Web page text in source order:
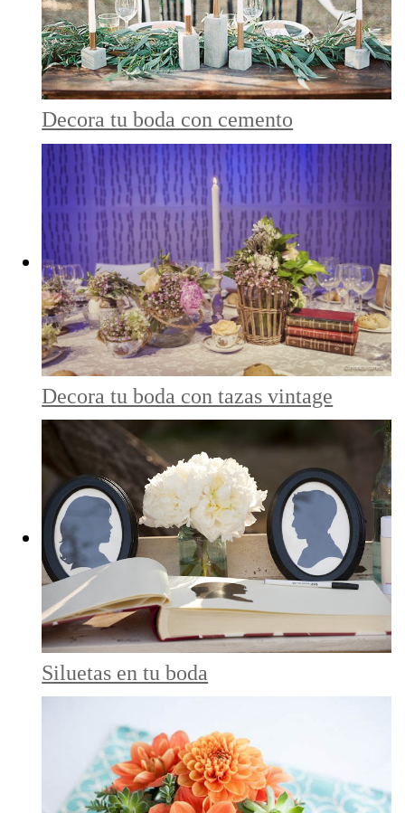
Decora tu boda con cemento
Decora tu boda con tazas vintage
Siluetas en tu boda